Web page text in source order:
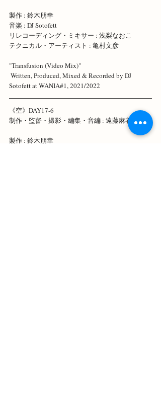
製作 : 鈴木朋幸
音楽 : DJ Sotofett
リレコーディング・ミキサー : 浅梨なおこ
テクニカル・アーティスト : 亀村文彦
"Transfusion (Video Mix)"
Sotofett at WANIA#1, 2021/2022
《空》DAY17-6
制作・監督・撮影・編集・音編 : 遠藤麻衣子
製作 : 鈴木朋幸